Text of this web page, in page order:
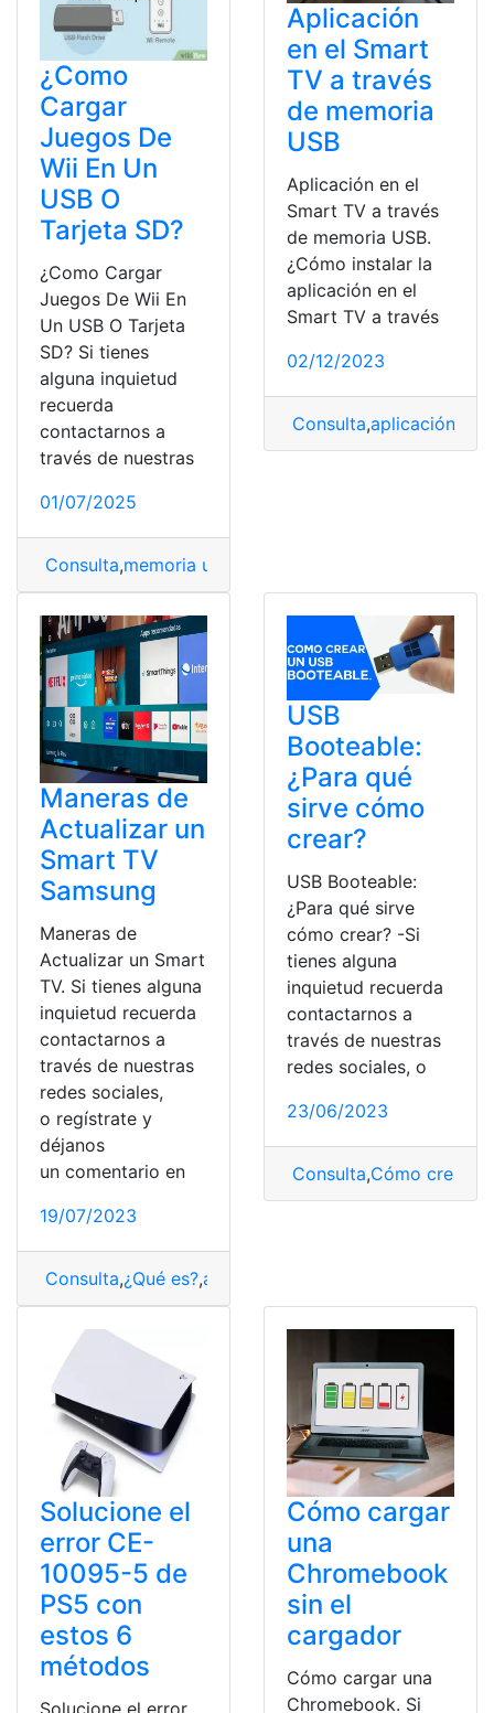
¿Como
Cargar
Juegos De
Wii En Un
USB O
Tarjeta SD?
¿Como Cargar
Juegos De Wii En
Un USB O Tarjeta
SD? Si tienes
alguna inquietud
recuerda
contactarnos a
través de nuestras
01/07/2025
Consulta,memoria usb
Aplicación
en el Smart
TV a través
de memoria
USB
Aplicación en el
Smart TV a través
de memoria USB.
¿Cómo instalar la
aplicación en el
Smart TV a través
02/12/2023
Consulta,aplicación
Maneras de
Actualizar un
Smart TV
Samsung
Maneras de
Actualizar un Smart
TV. Si tienes alguna
inquietud recuerda
contactarnos a
través de nuestras
redes sociales,
o regístrate y
déjanos
un comentario en
19/07/2023
Consulta,¿Qué es?,actualizar
USB
Booteable:
¿Para qué
sirve cómo
crear?
USB Booteable:
¿Para qué sirve
cómo crear? -Si
tienes alguna
inquietud recuerda
contactarnos a
través de nuestras
redes sociales, o
23/06/2023
Consulta,Cómo crear
Solucione el
error CE-
10095-5 de
PS5 con
estos 6
métodos
Solucione el error
Cómo cargar
una
Chromebook
sin el
cargador
Cómo cargar una
Chromebook. Si